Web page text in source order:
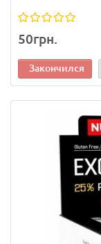
50грн.
Закончился